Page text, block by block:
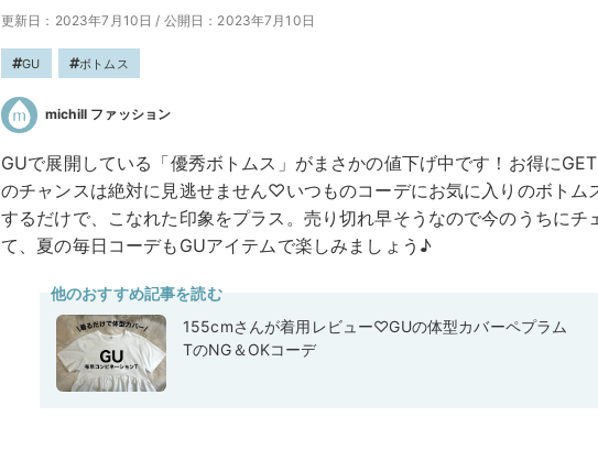
更新日：2023年7月10日 / 公開日：2023年7月10日
GU ボトムス
michill ファッション
GUで展開している「優秀ボトムス」がまさかの値下げ中です！お得に
のチャンスは絶対に見逃せません♡いつものコーデにお気に入りのボトム
するだけで、こなれた印象をプラス。売り切れ早そうなので今のうちにチ
て、夏の毎日コーデもGUアイテムで楽しみましょう♪
他のおすすめ記事を読む
155cmさんが着用レビュー♡GUの体型カバーペプラム
TのNG＆OKコーデ